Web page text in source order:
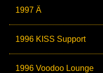
1997 Ä
1996 KISS Support
1996 Voodoo Lounge